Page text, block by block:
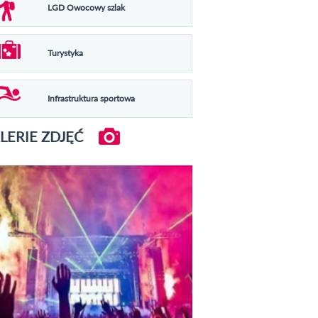
LGD Owocowy szlak
Turystyka
Infrastruktura sportowa
ZDJĘĆ